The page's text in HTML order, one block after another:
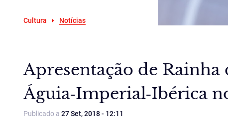
Cultura Notícias
Apresentação de Rainha
Águia‑Imperial‑Ibérica
Publicado a 27 Set, 2018 - 12:11